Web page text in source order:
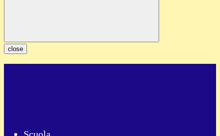
close